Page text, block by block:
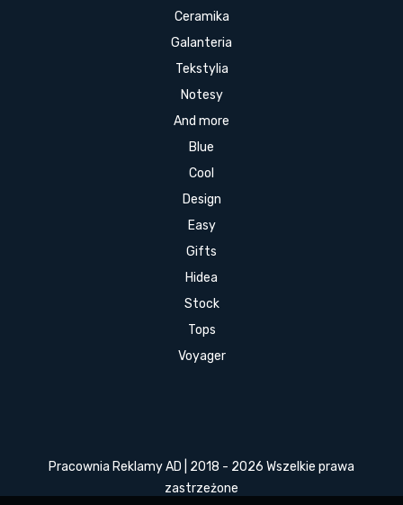
Ceramika
Galanteria
Tekstylia
Notesy
And more
Blue
Cool
Design
Easy
Gifts
Hidea
Stock
Tops
Voyager
Pracownia Reklamy AD | 2018 - 2026 Wszelkie prawa
zastrzeżone